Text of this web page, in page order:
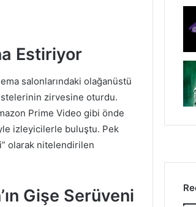
Estiriyor
salonlarındaki olağanüstü
listelerinin zirvesine oturdu.
Prime Video gibi önde
izleyicilerle buluştu. Pek
olarak nitelendirilen
Gişe Serüveni